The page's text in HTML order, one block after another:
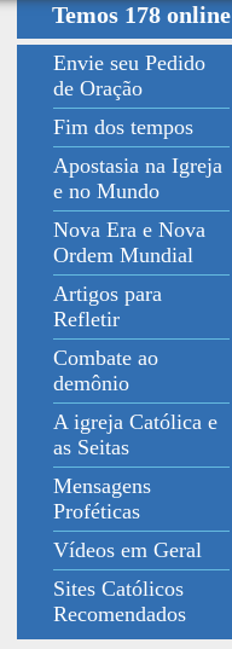
Temos 178 online
Envie seu Pedido
de Oração
Fim dos tempos
Apostasia na Igreja
e no Mundo
Nova Era e Nova
Ordem Mundial
Artigos para
Refletir
Combate ao
demônio
A igreja Católica e
as Seitas
Mensagens
Proféticas
Vídeos em Geral
Sites Católicos
Recomendados